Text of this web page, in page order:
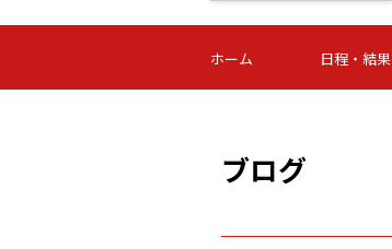
-
第16節 09/05 (土) 15:00
ニッパツ
-
試合結果 次節
ホーム 日程・結果
ブログ